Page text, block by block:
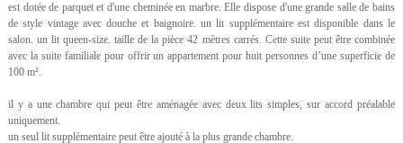
est dotée de parquet et d'une cheminée en marbre. Elle dispose d'une grande salle de bains
de style vintage avec douche et baignoire. un lit supplémentaire est disponible dans le
salon. un lit queen-size. taille de la pièce 42 mètres carrés. Cette suite peut être combinée
avec la suite familiale pour offrir un appartement pour huit personnes d’une superficie de
100 m².
il y a une chambre qui peut être aménagée avec deux lits simples, sur accord préalable
uniquement.
un seul lit supplémentaire peut être ajouté à la plus grande chambre.